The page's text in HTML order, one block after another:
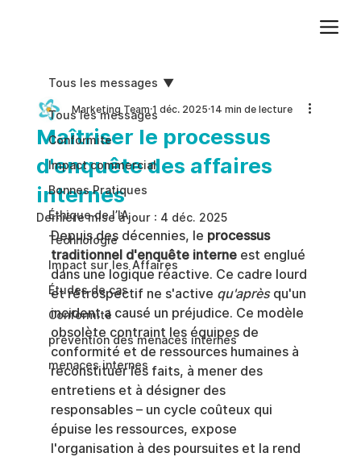
Tous les messages
Conformite
Impact commercial
Bonnes Pratiques
Éthique de l’IA
Technologie
Impact sur les Affaires
Études de cas
Conformité
prévention des menaces internes
menaces internes
Tous les messages
Maîtriser le processus
d'enquête des affaires
internes
Marketing Team 1 déc. 2025 14 min de lecture
Dernière mise à jour : 4 déc. 2025
Depuis des décennies, le processus
traditionnel d'enquête interne est englué
dans une logique réactive. Ce cadre lourd
et rétrospectif ne s'active qu'après qu'un
incident a causé un préjudice. Ce modèle
obsolète contraint les équipes de
conformité et de ressources humaines à
reconstituer les faits, à mener des
entretiens et à désigner des
responsables – un cycle coûteux qui
épuise les ressources, expose
l'organisation à des poursuites et la rend